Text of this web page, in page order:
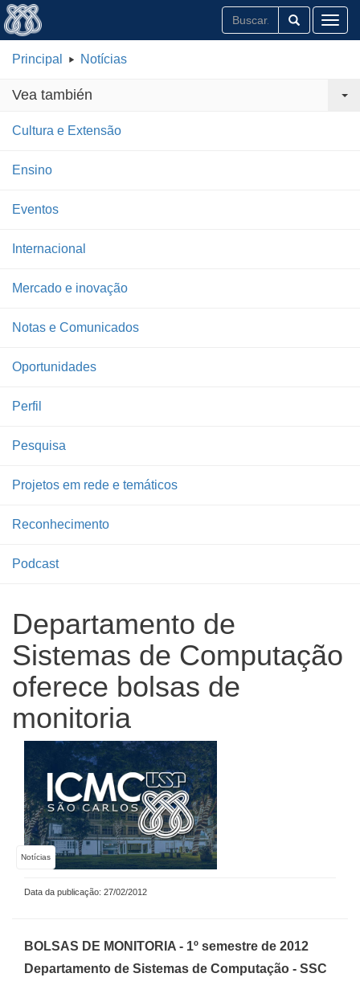
Principal Notícias
Vea también
Cultura e Extensão
Ensino
Eventos
Internacional
Mercado e inovação
Notas e Comunicados
Oportunidades
Perfil
Pesquisa
Projetos em rede e temáticos
Reconhecimento
Podcast
Departamento de
Sistemas de Computação
oferece bolsas de
monitoria
Notícias
Data da publicação: 27/02/2012
BOLSAS DE MONITORIA - 1º semestre de 2012
Departamento de Sistemas de Computação - SSC